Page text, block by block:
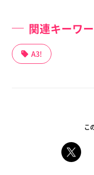
関連キーワ
A3!
こ